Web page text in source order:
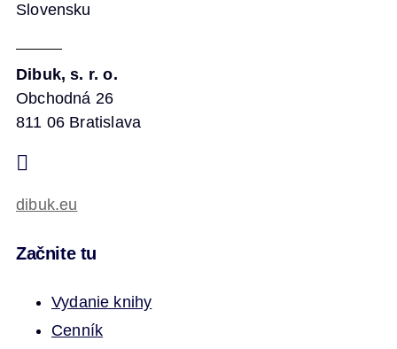
Slovensku
Dibuk, s. r. o.
Obchodná 26
811 06 Bratislava
dibuk.eu
Začnite tu
Vydanie knihy
Cenník